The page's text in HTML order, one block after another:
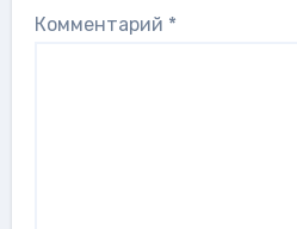
Комментарий *